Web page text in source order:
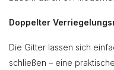
Doppelter
Die Gitter lassen sich
schließen – eine